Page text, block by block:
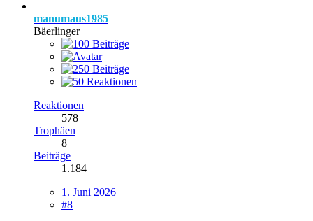
manumaus1985
Bäerlinger
Reaktionen
578
Trophäen
8
Beiträge
1.184
1. Juni 2026
#8